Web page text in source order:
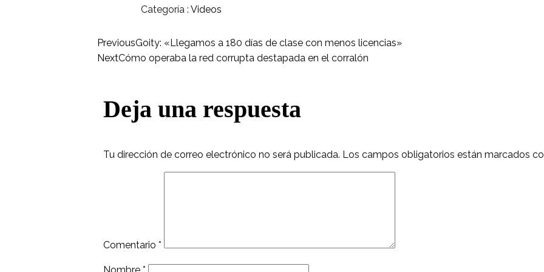
Categoría : Videos
PreviousGoity: «Llegamos a 180 días de clase con menos licencias»
NextCómo operaba la red corrupta destapada en el corralón
Deja una respuesta
Tu dirección de correo electrónico no será publicada. Los campos obligatorios están marcados
Comentario *